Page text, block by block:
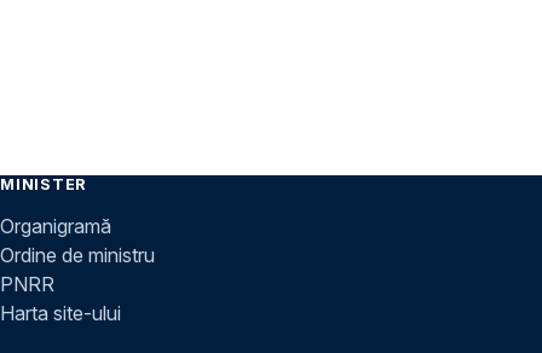
MINISTER
Organigramă
Ordine de ministru
PNRR
Harta site-ului